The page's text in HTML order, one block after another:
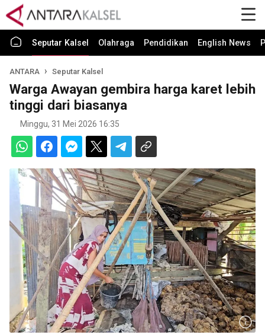
Seputar Kalsel Olahraga Pendidikan English News
ANTARA Seputar Kalsel
Warga Awayan gembira harga karet lebih
tinggi dari biasanya
Minggu, 31 Mei 2026 16:35